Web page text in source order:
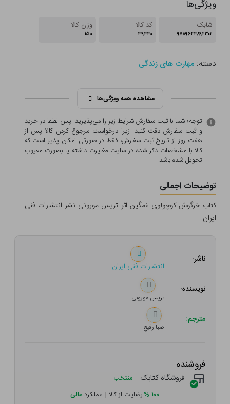
ویژگی‌ها
شابک
۹۷۸۹۶۴۳۸۹۲۳۰۲
کد کالا
۳۹۳۳۰
وزن کالا
۱۵۰
دسته:مهارت های زندگی
مشاهده همه ویژگی‌ها
توجه؛ شما با ثبت سفارش شرایط زیر را می‌پذیرید. پس لطفا در خرید
و ثبت سفارش دقت کنید. زیرا درخواست مرجوع کردن کالا پس از
هفت روز از تاریخ ثبت سفارش، فقط در صورتی امکان پذیر است که
کالا با مشخصات ذکر شده در سایت مغایرت داشته یا بصورت معيوب
تحویل شده باشد.
توضیحات اجمالی
کتاب خرگوش کوچولوی غمگین اثر تریس مورونی نشر انتشارات فنی
ایران
ناشر:
انتشارات فنی ایران
نویسنده:
تریس مورونی
مترجم:
صبا رفیع
فروشنده
فروشگاه کتابک منتخب
۱۰۰ %رضایت از کالا | عملکرد عالی